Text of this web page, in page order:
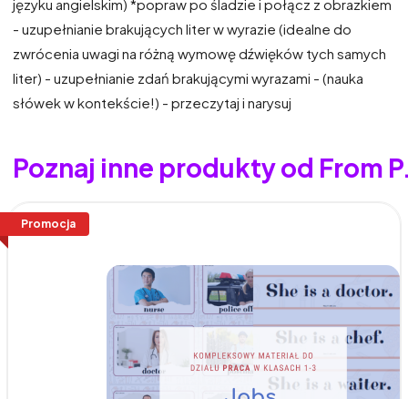
języku angielskim) *popraw po śladzie i połącz z obrazkiem
- uzupełnianie brakujących liter w wyrazie (idealne do
zwrócenia uwagi na różną wymowę dźwięków tych samych
liter) - uzupełnianie zdań brakującymi wyrazami - (nauka
słówek w kontekście!) - przeczytaj i narysuj
Poznaj inne produkty od From
Promocja